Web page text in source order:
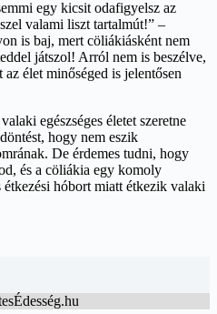
egy kicsit odafigyelsz az
valami liszt tartalmút!” –
is baj, mert cöliákiásként nem
játszol! Arról nem is beszélve,
élet minőséged is jelentősen
egészséges életet szeretne
hogy nem eszik
De érdemes tudni, hogy
és a cöliákia egy komoly
hóbort miatt étkezik valaki